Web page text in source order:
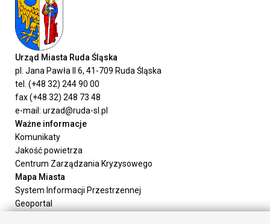
Urząd Miasta Ruda Śląska
pl. Jana Pawła II 6, 41-709 Ruda Śląska
tel. (+48 32) 244 90 00
fax (+48 32) 248 73 48
e-mail: urzad@ruda-sl.pl
Ważne informacje
Komunikaty
Jakość powietrza
Centrum Zarządzania Kryzysowego
Mapa Miasta
System Informacji Przestrzennej
Geoportal